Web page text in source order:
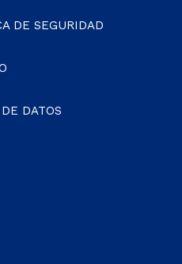
DE SEGURIDAD
DATOS